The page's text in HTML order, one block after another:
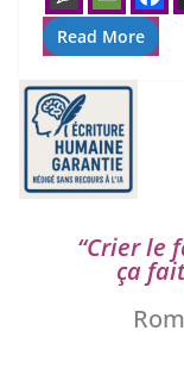
Read More
“Crier le
ça